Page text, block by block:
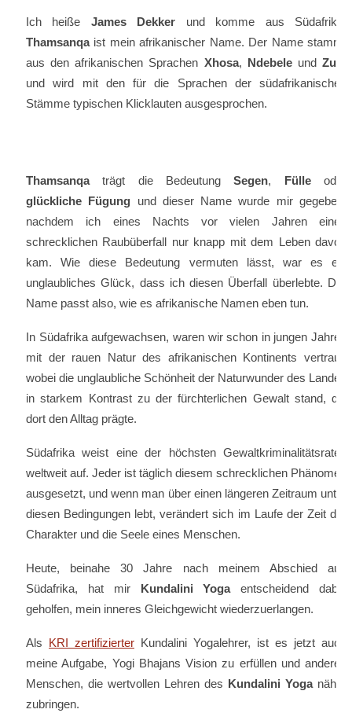
Ich heiße James Dekker und komme aus Südafrika.
Thamsanqaist mein afrikanischer Name. Der Name stammt
aus den afrikanischen Sprachen Xhosa, NdebeleundZulu
und wird mit den für die Sprachen der südafrikanischen
Stämme typischen Klicklauten ausgesprochen.
Thamsanqaträgt die BedeutungSegen, Fülleoder
glückliche Fügung und dieser Name wurde mir gegeben,
nachdem ich eines Nachts vor vielen Jahren einen
schrecklichen Raubüberfall nur knapp mit dem Leben davon
kam. Wie diese Bedeutung vermuten lässt, war es ein
unglaubliches Glück, dass ich diesen Überfall überlebte. Der
Name passt also, wie es afrikanische Namen eben tun.
In Südafrika aufgewachsen, waren wir schon in jungen Jahren
mit der rauen Natur des afrikanischen Kontinents vertraut,
wobei die unglaubliche Schönheit der Naturwunder des Landes
in starkem Kontrast zu der fürchterlichen Gewalt stand, die
dort den Alltag prägte.
Südafrika weist eine der höchsten Gewaltkriminalitätsraten
weltweit auf. Jeder ist täglich diesem schrecklichen Phänomen
ausgesetzt, und wenn man über einen längeren Zeitraum unter
diesen Bedingungen lebt, verändert sich im Laufe der Zeit der
Charakter und die Seele eines Menschen.
Heute, beinahe 30 Jahre nach meinem Abschied aus
Südafrika, hat mir Kundalini Yogaentscheidend dabei
geholfen, mein inneres Gleichgewicht wiederzuerlangen.
Als KRI zertifizierter Kundalini Yogalehrer, ist es jetzt auch
meine Aufgabe, Yogi Bhajans Vision zu erfüllen und anderen
Menschen, die wertvollen Lehren des Kundalini Yoganäher
zubringen.